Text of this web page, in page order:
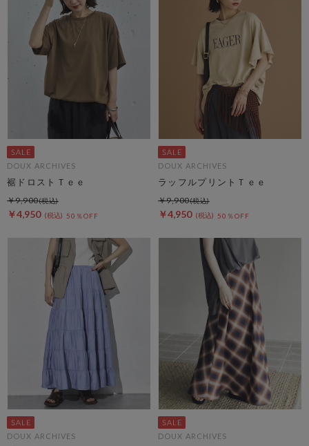
DOUX ARCHIVES
裾ドロストＴｅｅ
￥4,950 50％OFF
￥9,900
DOUX ARCHIVES
ラッフルプリントＴｅｅ
￥4,950 50％OFF
￥9,900
DOUX ARCHIVES DOUX ARCHIVES